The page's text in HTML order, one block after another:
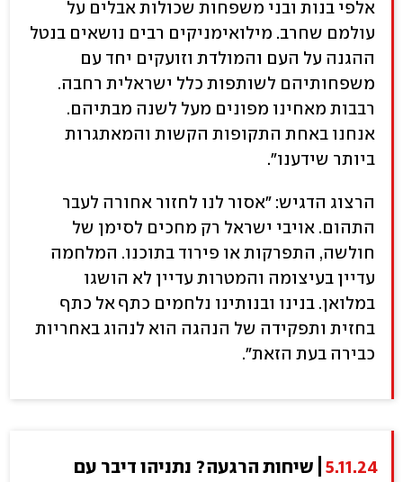
אלפי בנות ובני משפחות שכולות אבלים על
עולמם שחרב. מילואימניקים רבים נושאים בנטל
ההגנה על העם והמולדת וזועקים יחד עם
משפחותיהם לשותפות כלל ישראלית רחבה.
רבבות מאחינו מפונים מעל לשנה מבתיהם.
אנחנו באחת התקופות הקשות והמאתגרות
ביותר שידענו".
הרצוג הדגיש: "אסור לנו לחזור אחורה לעבר
התהום. אויבי ישראל רק מחכים לסימן של
חולשה, התפרקות או פירוד בתוכנו. המלחמה
עדיין בעיצומה והמטרות עדיין לא הושגו
במלואן. בנינו ובנותינו נלחמים כתף אל כתף
בחזית ותפקידה של הנהגה הוא לנהוג באחריות
כבירה בעת הזאת".
5.11.24 שיחות הרגעה? נתניהו דיבר עם